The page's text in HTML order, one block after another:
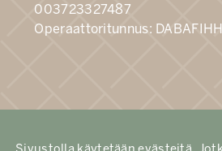
003723327487
Operaattoritunnus: DABAFIHH